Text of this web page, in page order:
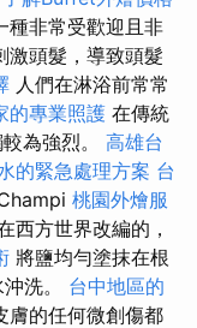
種非常受歡迎且非
激頭髮，導致頭髮
人們在淋浴前常常
的專業照護 在傳統
為強烈。 高雄台
的緊急處理方案 台
桃園外燴服
西方世界改編的，
將鹽均勻塗抹在根
洗。 台中地區的
膚的任何微創傷都